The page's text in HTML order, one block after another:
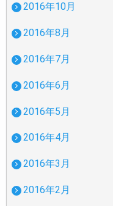
2016年10月
2016年8月
2016年7月
2016年6月
2016年5月
2016年4月
2016年3月
2016年2月